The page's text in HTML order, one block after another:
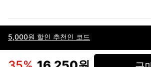
5,000원 할인 추천인 코드
이용약관고객센터판매개인정보 처리방침
인스타그램
페이스북